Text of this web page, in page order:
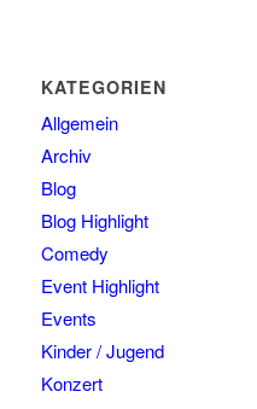
KATEGORIEN
Allgemein
Archiv
Blog
Blog Highlight
Comedy
Event Highlight
Events
Kinder / Jugend
Konzert